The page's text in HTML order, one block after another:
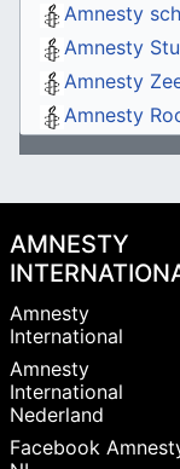
Amnesty
Amnesty
Amnesty
Amnesty
AMNESTY
Amnesty
International
Amnesty
International
Nederland
Facebook